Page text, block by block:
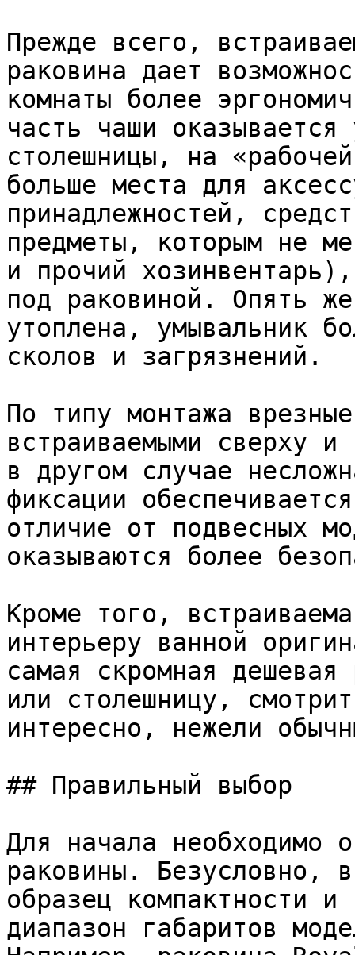
Прежде всего,
раковина дает
комнаты более
часть чаши оказывается
столешницы, на
больше места для
принадлежностей,
предметы, которым не
и прочий
под раковиной. Опять
утоплена, умывальник
сколов и загрязнений.
По типу монтажа
встраиваемыми сверху
в другом случае
фиксации
отличие от подвесных
оказываются более
Кроме того,
интерьеру ванной
самая скромная
или столешницу,
интересно, нежели
## Правильный выбор
Для начала необходимо
раковины. Безусловно,
образец компактности
диапазон габаритов